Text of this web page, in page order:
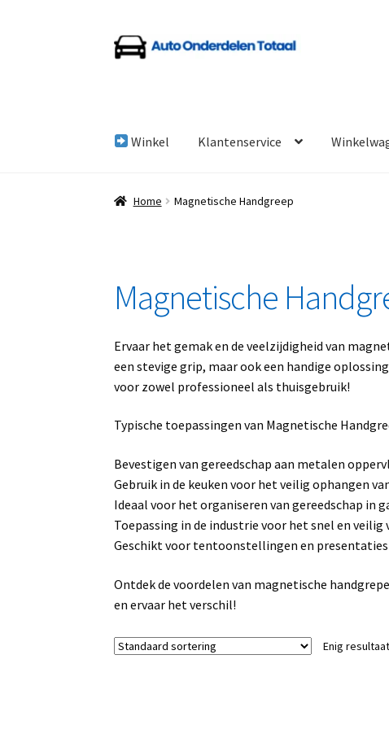
Ga
door
Ga
naar
Winkel Klantenservice
Home Algemene Voorwaarden
Home Magnetische Handgreep
Magnetische
Ervaar het gemak en de veelzijdigheid van
een stevige grip, maar ook een handige
voor zowel professioneel als thuisgebruik!
Typische toepassingen van Magnetische
Bevestigen van gereedschap aan metalen
Gebruik in de keuken voor het veilig ophangen
Ideaal voor het organiseren van gereedschap in
Toepassing in de industrie voor het snel en
Geschikt voor tentoonstellingen en
Ontdek de voordelen van magnetische
en ervaar het verschil!
Enig resultaat